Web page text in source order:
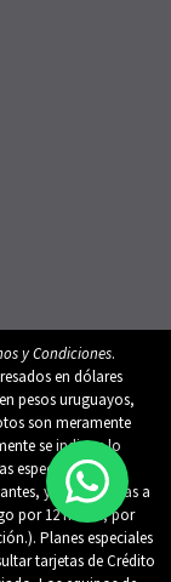
y Condiciones.
en dólares
pesos uruguayos,
son meramente
se indique lo
especificaciones
y están sujetas a
por 12 meses, por
Planes especiales
tarjetas de Crédito